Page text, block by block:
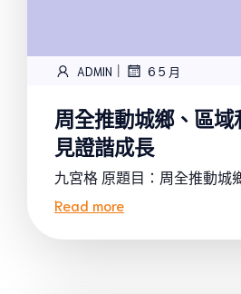
ADMIN | 6 5 月
周全推動城鄉、區
見證諧成長
九宮格 原題目：周全推動城
Read more